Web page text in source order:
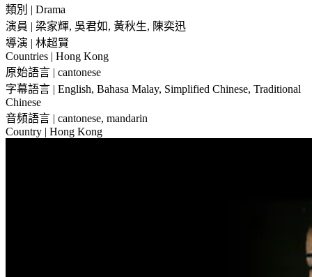
類別 | Drama
演員 | 梁家輝, 吳君如, 黃秋生, 陳奕迅
導演 | 林超賢
Countries | Hong Kong
原始語言 | cantonese
字幕語言 | English, Bahasa Malay, Simplified Chinese, Traditional
Chinese
音頻語言 | cantonese, mandarin
Country | Hong Kong